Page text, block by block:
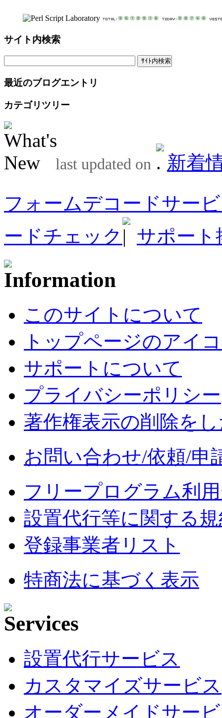
サイト内検索
最近のブログエントリ
カテゴリツリー
last updated on
新着
フォームデコードサー
ードチェック
サポート
このサイトについて
トップページのアイ
サポートについて
プライバシーポリシー
著作権表示の削除を
お問い合わせ/依頼/申
フリープログラム利
設置代行等に関する
登録事業者リスト
特商法に基づく表示
設置代行サービス
カスタマイズサービス
オーダーメイドサー